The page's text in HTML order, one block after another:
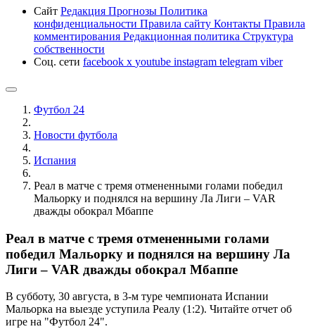
Сайт Редакция Прогнозы Политика
конфиденциальности Правила сайту Контакты Правила
комментирования Редакционная политика Структура
собственности
Соц. сети facebook x youtube instagram telegram viber
Футбол 24
Новости футбола
Испания
Реал в матче с тремя отмененными голами победил
Мальорку и поднялся на вершину Ла Лиги – VAR
дважды обокрал Мбаппе
Реал в матче с тремя отмененными голами
победил Мальорку и поднялся на вершину Ла
Лиги – VAR дважды обокрал Мбаппе
В субботу, 30 августа, в 3-м туре чемпионата Испании
Мальорка на выезде уступила Реалу (1:2). Читайте отчет об
игре на "Футбол 24".